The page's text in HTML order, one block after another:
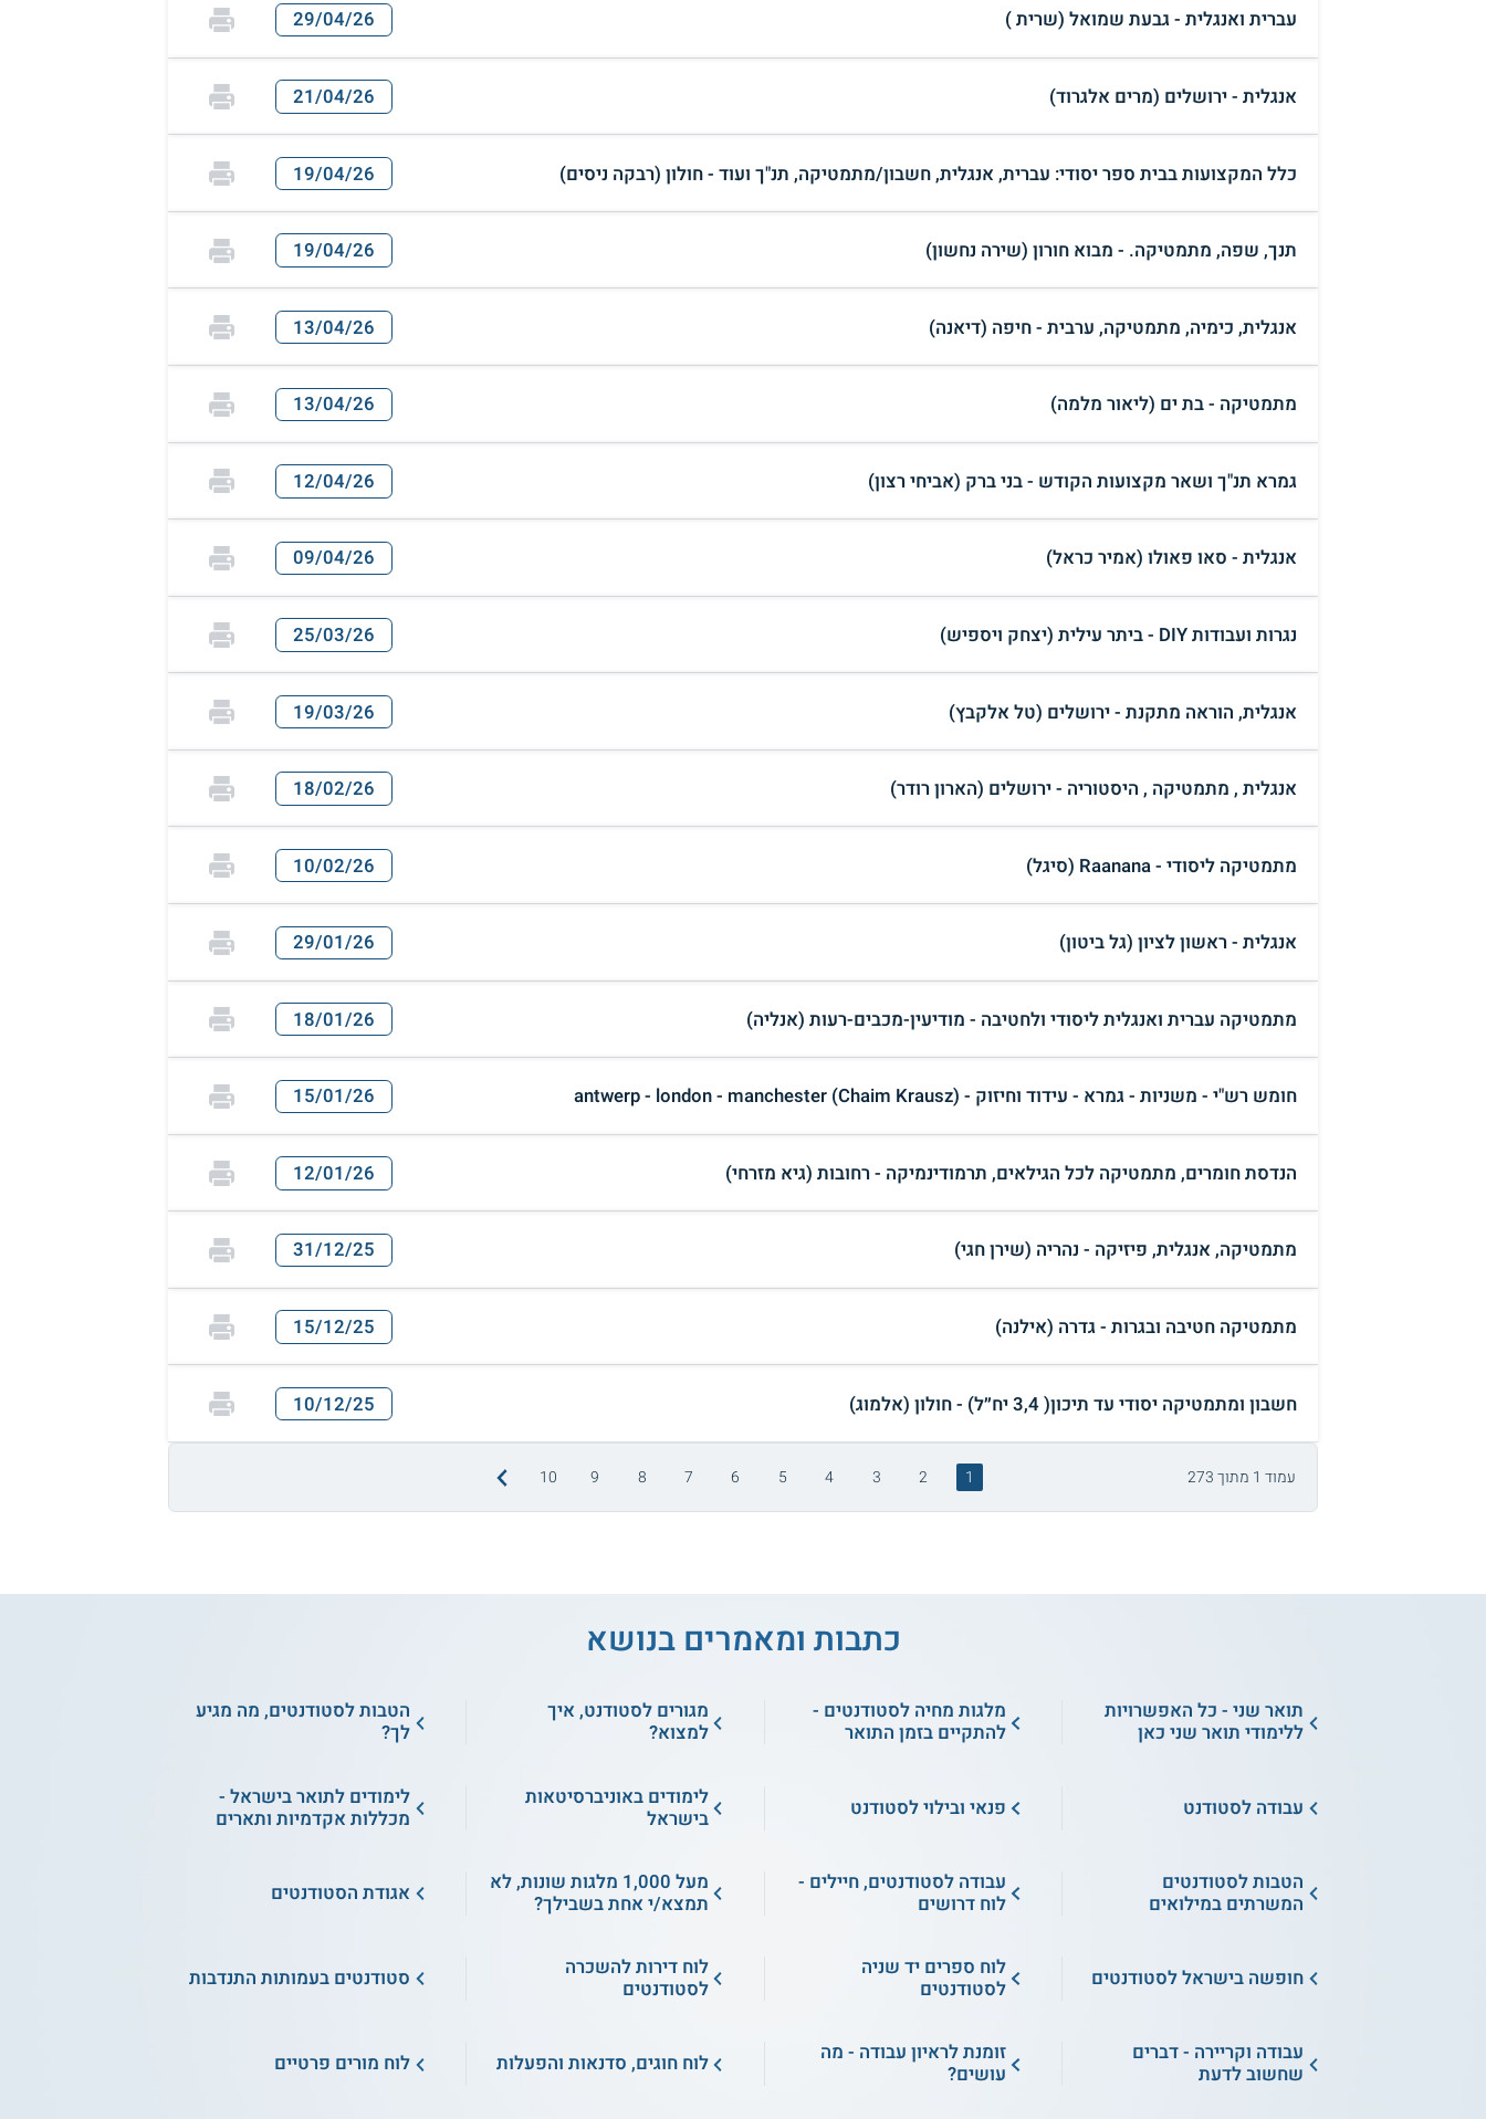
עברית ואנגלית - גבעת שמואל (שרית ) 29/04/26
אנגלית - ירושלים (מרים אלגרוד) 21/04/26
כלל המקצועות בבית ספר יסודי: עברית, אנגלית, חשבון/מתמטיקה, תנ"ך ועוד - חולון (רבקה ניסים) 19/04/26
תנך, שפה, מתמטיקה. - מבוא חורון (שירה נחשון) 19/04/26
אנגלית, כימיה, מתמטיקה, ערבית - חיפה (דיאנה) 13/04/26
מתמטיקה - בת ים (ליאור מלמה) 13/04/26
גמרא תנ"ך ושאר מקצועות הקודש - בני ברק (אביחי רצון) 12/04/26
אנגלית - סאו פאולו (אמיר כראל) 09/04/26
נגרות ועבודות DIY - ביתר עילית (יצחק ויספיש) 25/03/26
אנגלית, הוראה מתקנת - ירושלים (טל אלקבץ) 19/03/26
אנגלית , מתמטיקה , היסטוריה - ירושלים (הארון רודר) 18/02/26
מתמטיקה ליסודי - Raanana (סיגל) 10/02/26
אנגלית - ראשון לציון (גל ביטון) 29/01/26
מתמטיקה עברית ואנגלית ליסודי ולחטיבה - מודיעין-מכבים-רעות (אנליה) 18/01/26
חומש רש"י - משניות - גמרא - עידוד וחיזוק - antwerp - london - manchester (Chaim Krausz) 15/01/26
הנדסת חומרים, מתמטיקה לכל הגילאים, תרמודינמיקה - רחובות (גיא מזרחי) 12/01/26
מתמטיקה, אנגלית, פיזיקה - נהריה (שירן חגי) 31/12/25
מתמטיקה חטיבה ובגרות - גדרה (אילנה) 15/12/25
חשבון ומתמטיקה יסודי עד תיכון( 3,4 יח״ל) - חולון (אלמוג) 10/12/25
עמוד 1 מתוך 273 1
2
3
4
5
6
7
8
9
10
כתבות ומאמרים בנושא
תואר שני - כל האפשרויות
ללימודי תואר שני כאן
מלגות מחיה לסטודנטים -
להתקיים בזמן התואר
מגורים לסטודנט, איך
למצוא?
הטבות לסטודנטים, מה מגיע
לך?
עבודה לסטודנט פנאי ובילוי לסטודנט
לימודים באוניברסיטאות
בישראל
לימודים לתואר בישראל -
מכללות אקדמיות ותארים
הטבות לסטודנטים
המשרתים במילואים
עבודה לסטודנטים, חיילים -
לוח דרושים
מעל 1,000 מלגות שונות, לא
תמצא/י אחת בשבילך?
אגודת הסטודנטים
חופשה בישראל לסטודנטים
לוח ספרים יד שניה
לסטודנטים
לוח דירות להשכרה
לסטודנטים
סטודנטים בעמותות התנדבות
עבודה וקריירה - דברים
שחשוב לדעת
זומנת לראיון עבודה - מה
עושים?
לוח חוגים, סדנאות והפעלות לוח מורים פרטיים